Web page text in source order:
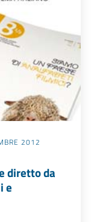
2012
diretto da
e